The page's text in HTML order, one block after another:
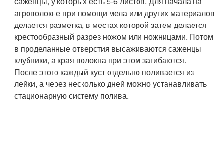
агроволокне при помощи мела или других материалов
делается разметка, в местах которой затем делается
крестообразный разрез ножом или ножницами. Потом
в проделанные отверстия высаживаются саженцы
клубники, а края волокна при этом загибаются.
После этого каждый куст отдельно поливается из
лейки, а через несколько дней можно устанавливать
стационарную систему полива.